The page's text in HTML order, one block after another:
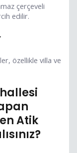
çerçeveli
edilir.
özellikle villa ve
Atik